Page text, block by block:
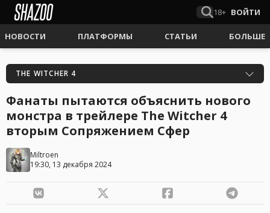
18+ ВОЙТИ
НОВОСТИ ПЛАТФОРМЫ СТАТЬИ БОЛЬШЕ
THE WITCHER 4
Фанаты пытаются объяснить нового
монстра в трейлере The Witcher 4
вторым Сопряжением Сфер
Miltroen
19:30, 13 декабря 2024